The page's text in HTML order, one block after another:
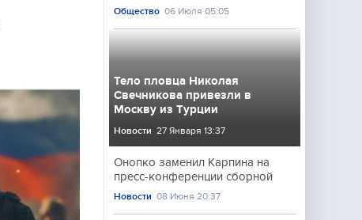
Общество 06 Июля 05:05
Тело пловца Николая
Свечникова привезли в
Москву из Турции
Новости 27 Января 13:37
Онопко заменил Карпина на
пресс-конференции сборной
Новости 08 Июня 20:37